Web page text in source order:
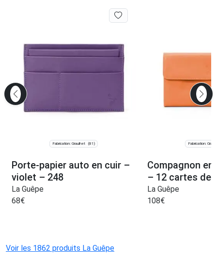
Fabrication: Graulhet (81)
Porte-papier auto en cuir –
violet – 248
La Guêpe
68€
Fabrication:
Compagnon
– 12 cartes de
La Guêpe
108€
Voir les 1862 produits La Guêpe